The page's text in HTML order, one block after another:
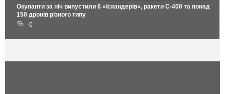
Окупанти за ніч випустили 6 «Іскандерів», ракети С-400 та понад
150 дронів різного типу
0